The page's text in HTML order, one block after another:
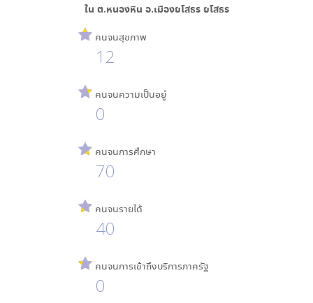
ใน ต.หนองหิน อ.เมืองยโสธร ยโสธร
คนจนสุขภาพ
12
คนจนความเป็นอยู่
0
คนจนการศึกษา
70
คนจนรายได้
40
คนจนการเข้าถึงบริการภาครัฐ
0